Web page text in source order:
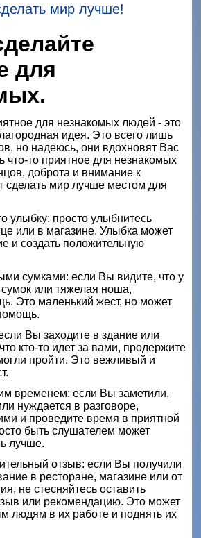
мир лучше!
для
для незнакомых людей - это
идея. Это всего лишь
но надеюсь, они вдохновят Вас
что-то приятное для незнакомых
доброта и внимание к
сделать мир лучше местом для
улыбку: просто улыбнитесь
или в магазине. Улыбка может
и создать положительную
сумками: если Вы видите, что у
сумок или тяжелая ноша,
Это маленький жест, но может
Вы заходите в здание или
кто-то идет за вами, продержите
пройти. Это вежливый и
временем: если Вы заметили,
нуждается в разговоре,
и проведите время в приятной
быть слушателем может
лучше.
отзыв: если Вы получили
в ресторане, магазине или от
не стесняйтесь оставить
или рекомендацию. Это может
людям в их работе и поднять их